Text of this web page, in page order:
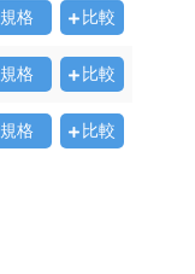
規格 比較
規格 比較
規格 比較